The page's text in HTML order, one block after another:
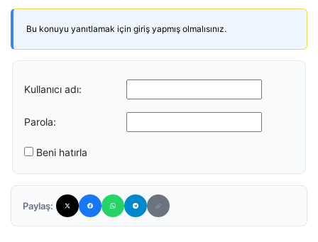
Bu konuyu yanıtlamak için giriş yapmış olmalısınız.
Kullanıcı adı:
Parola:
Beni hatırla
Paylaş: